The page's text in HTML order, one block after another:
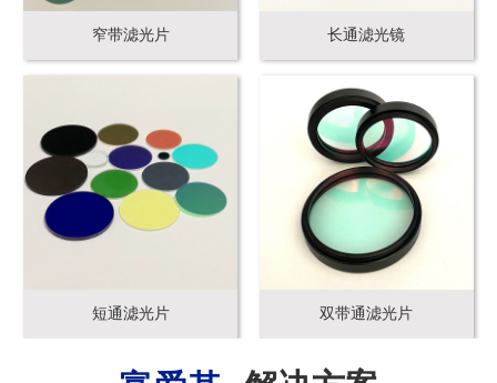
窄带滤光片 长通滤光镜
短通滤光片 双带通滤光片